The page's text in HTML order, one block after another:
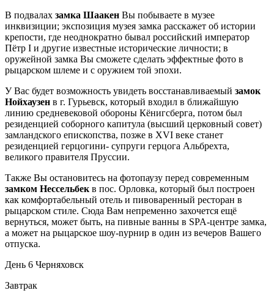
В подвалах замка Шаакен Вы побываете в музее
инквизиции; экспозиция музея замка расскажет об истории
крепости, где неоднократно бывал российский император
Пётр I и другие известные исторические личности; в
оружейной замка Вы сможете сделать эффектные фото в
рыцарском шлеме и с оружием той эпохи.
У Вас будет возможность увидеть восстанавливаемый замок
Нойхаузен в г. Гурьевск, который входил в ближайшую
линию средневековой обороны Кёнигсберга, потом был
резиденцией соборного капитула (высший церковный совет)
замландского епископства, позже в XVI веке станет
резиденцией герцогини- супруги герцога Альбрехта,
великого правителя Пруссии.
Также Вы остановитесь на фотопаузу перед современным
замком Нессельбек в пос. Орловка, который был построен
как комфортабельный отель и пивоваренный ресторан в
рыцарском стиле. Сюда Вам непременно захочется ещё
вернуться, может быть, на пивные ванны в SPA-центре замка,
а может на рыцарское шоу-nурнир в один из вечеров Вашего
отпуска.
День 6 Черняховск
Завтрак